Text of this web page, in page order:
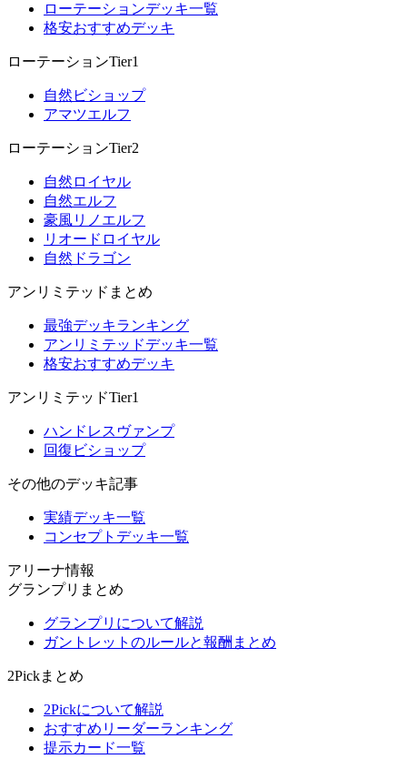
ローテーションデッキ一覧
格安おすすめデッキ
ローテーションTier1
自然ビショップ
アマツエルフ
ローテーションTier2
自然ロイヤル
自然エルフ
豪風リノエルフ
リオードロイヤル
自然ドラゴン
アンリミテッドまとめ
最強デッキランキング
アンリミテッドデッキ一覧
格安おすすめデッキ
アンリミテッドTier1
ハンドレスヴァンプ
回復ビショップ
その他のデッキ記事
実績デッキ一覧
コンセプトデッキ一覧
アリーナ情報
グランプリまとめ
グランプリについて解説
ガントレットのルールと報酬まとめ
2Pickまとめ
2Pickについて解説
おすすめリーダーランキング
提示カード一覧